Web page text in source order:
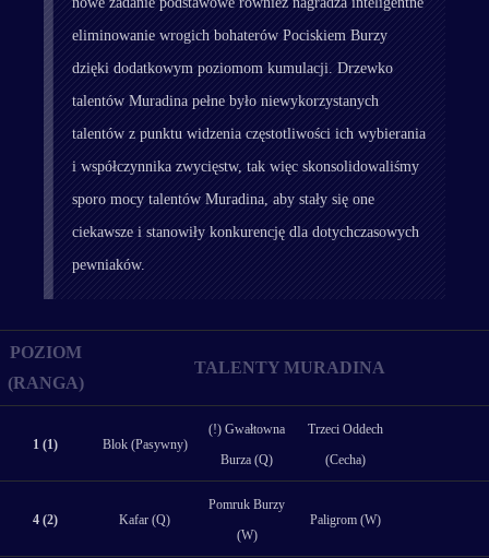
eliminowanie wrogich bohaterów Pociskiem Burzy
dzięki dodatkowym poziomom kumulacji. Drzewko
talentów Muradina pełne było niewykorzystanych
talentów z punktu widzenia częstotliwości ich wybierania
i współczynnika zwycięstw, tak więc skonsolidowaliśmy
sporo mocy talentów Muradina, aby stały się one
ciekawsze i stanowiły konkurencję dla dotychczasowych
pewniaków.
POZIOM
(RANGA)
TALENTY MURADINA
1 (1) Blok (Pasywny)
(!) Gwałtowna
Burza (Q)
Trzeci Oddech
(Cecha)
4 (2) Kafar (Q)
Pomruk Burzy
(W)
Paligrom (W)